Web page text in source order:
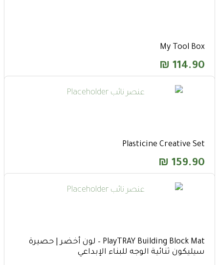
My Tool Box
114.90
₪
Plasticine Creative Set
159.90
₪
PlayTRAY Building Block Mat – لون أخضر | حصيرة
سيليكون ثنائية الوجه للبناء الإبداعي